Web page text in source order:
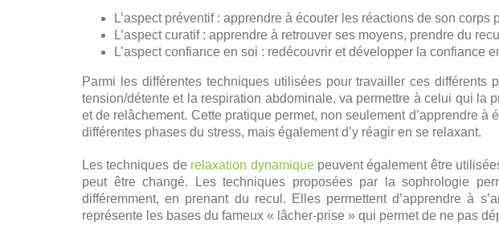
L’aspect préventif : apprendre à écouter les réactions de son corps
L’aspect curatif : apprendre à retrouver ses moyens, prendre du
L’aspect confiance en soi : redécouvrir et développer la confiance
Parmi les différentes techniques utilisées pour travailler ces différents
tension/détente et la respiration abdominale, va permettre à celui qui la
et de relâchement. Cette pratique permet, non seulement d’apprendre
différentes phases du stress, mais également d’y réagir en se relaxant.
Les techniques de relaxation dynamiquepeuvent également être
peut être changé. Les techniques proposées par la sophrologie
différemment, en prenant du recul. Elles permettent d’apprendre à
représente les bases du fameux « lâcher-prise » qui permet de ne pas